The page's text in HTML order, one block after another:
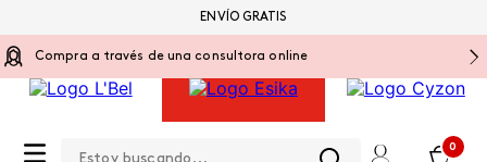
Compra a través de una consultora online
0
ENVÍO GRATIS